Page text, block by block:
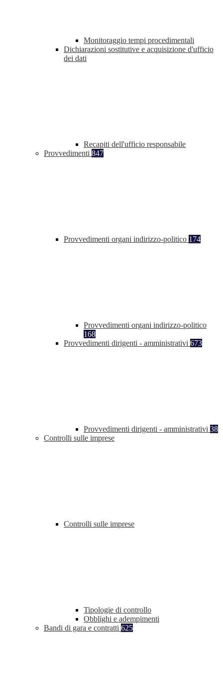
Monitoraggio tempi procedimentali
Dichiarazioni sostitutive e acquisizione d'ufficio
dei dati
Recapiti dell'ufficio responsabile
Provvedimenti 847
Provvedimenti organi indirizzo-politico 174
Provvedimenti organi indirizzo-politico
168
Provvedimenti dirigenti - amministrativi 673
Provvedimenti dirigenti - amministrativi 38
Controlli sulle imprese
Controlli sulle imprese
Tipologie di controllo
Obblighi e adempimenti
Bandi di gara e contratti 625